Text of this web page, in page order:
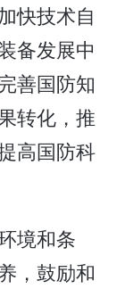
快技术自
备发展中
善国防知
转化，推
高国防科
境和条
，鼓励和